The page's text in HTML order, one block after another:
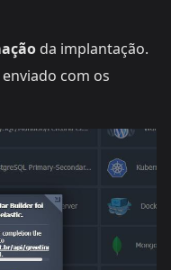
da implantação.
com os